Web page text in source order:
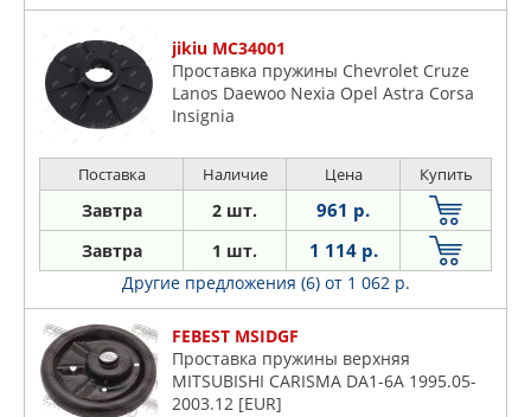
jikiu MC34001
Проставка пружины Chevrolet Cruze
Lanos Daewoo Nexia Opel Astra Corsa
Insignia
Поставка Наличие Цена Купить
Завтра 2 шт. 961 р.
Завтра 1 шт. 1 114 р.
Другие предложения (6) от 1 062 р.
FEBEST MSIDGF
Проставка пружины верхняя
MITSUBISHI CARISMA DA1-6A 1995.05-
2003.12 [EUR]